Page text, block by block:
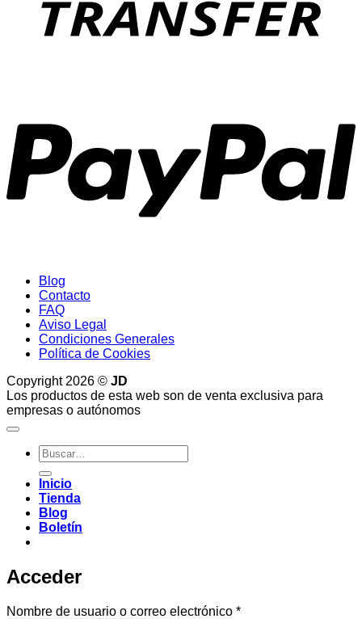
Blog
Contacto
FAQ
Aviso Legal
Condiciones Generales
Política de Cookies
Copyright 2026 © JD
Los productos de esta web son de venta exclusiva para
empresas o autónomos
Buscar
por:
Inicio
Tienda
Blog
Boletín
Acceder
Nombre de usuario o correo electrónico *Obligatorio